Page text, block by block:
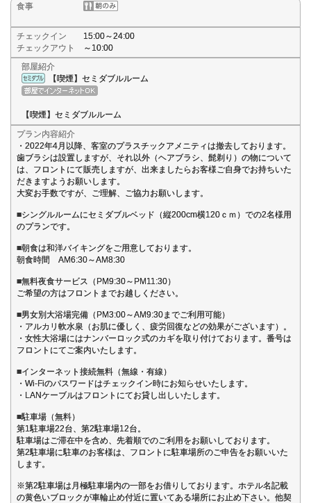
食事
チェックイン
15:00～24:00
チェックアウト
～10:00
部屋紹介
【喫煙】セミダブルルーム
【喫煙】セミダブルルーム
プラン内容紹介
・2022年4月以降、客室のプラスチックアメニティは撤去しております。
歯ブラシは設置しますが、それ以外（ヘアブラシ、髭剃り）の物について
は、フロントにて販売しますが、出来ましたらお客様ご自身でお持ちいた
だきますようお願いします。
大変お手数ですが、ご理解、ご協力お願いします。
■シングルルームにセミダブルベッド（縦200cm横120ｃｍ）での2名様用
のプランです。
■朝食は和洋バイキングをご用意しております。
朝食時間 AM6:30～AM8:30
■無料夜食サービス（PM9:30～PM11:30）
ご希望の方はフロントまでお越しください。
■男女別大浴場完備（PM3:00～AM9:30までご利用可能）
・アルカリ軟水泉（お肌に優しく、疲労回復などの効果がございます）。
・女性大浴場にはナンバーロック式のカギを取り付けております。番号は
フロントにてご案内いたします。
■インターネット接続無料（無線・有線）
・Wi-Fiのパスワードはチェックイン時にお知らせいたします。
・LANケーブルはフロントにてお貸し出しいたします。
■駐車場（無料）
第1駐車場22台、第2駐車場12台。
駐車場はご滞在中を含め、先着順でのご利用をお願いしております。
第2駐車場に駐車のお客様は、フロントに駐車場所のご申告をお願いいた
します。
※第2駐車場は月極駐車場内の一部をお借りしております。ホテル名記載
の黄色いブロックが車輪止め付近に置いてある場所にお止め下さい。他契